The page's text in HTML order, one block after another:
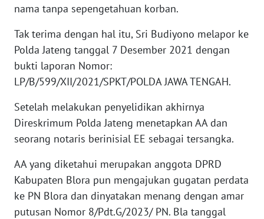
nama tanpa sepengetahuan korban.
Tak terima dengan hal itu, Sri Budiyono melapor ke
Polda Jateng tanggal 7 Desember 2021 dengan
bukti laporan Nomor:
LP/B/599/XII/2021/SPKT/POLDA JAWA TENGAH.
Setelah melakukan penyelidikan akhirnya
Direskrimum Polda Jateng menetapkan AA dan
seorang notaris berinisial EE sebagai tersangka.
AA yang diketahui merupakan anggota DPRD
Kabupaten Blora pun mengajukan gugatan perdata
ke PN Blora dan dinyatakan menang dengan amar
putusan Nomor 8/Pdt.G/2023/ PN. Bla tanggal
JATIM
WN
BALI
WN
KALBAR
KALTENG
WN
KALTARA